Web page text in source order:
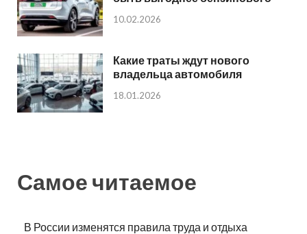
10.02.2026
Какие траты ждут нового
владельца автомобиля
18.01.2026
Самое читаемое
В России изменятся правила труда и отдыха